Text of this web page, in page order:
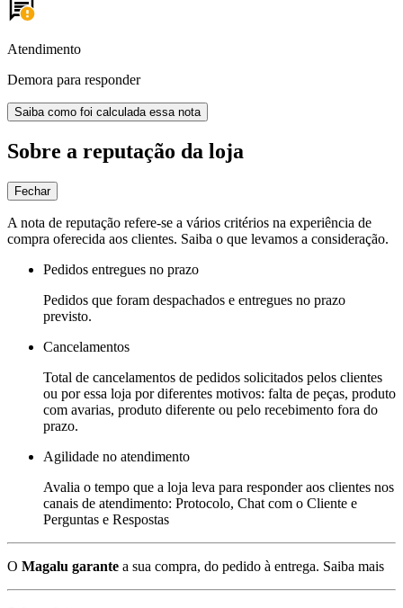
Atendimento
Demora para responder
Saiba como foi calculada essa nota
Sobre a reputação da loja
Fechar
A nota de reputação refere-se a vários critérios na experiência de
compra oferecida aos clientes. Saiba o que levamos a consideração.
Pedidos entregues no prazo
Pedidos que foram despachados e entregues no prazo
previsto.
Cancelamentos
Total de cancelamentos de pedidos solicitados pelos clientes
ou por essa loja por diferentes motivos: falta de peças, produto
com avarias, produto diferente ou pelo recebimento fora do
prazo.
Agilidade no atendimento
Avalia o tempo que a loja leva para responder aos clientes nos
canais de atendimento: Protocolo, Chat com o Cliente e
Perguntas e Respostas
O Magalu garante a sua compra, do pedido à entrega. Saiba mais